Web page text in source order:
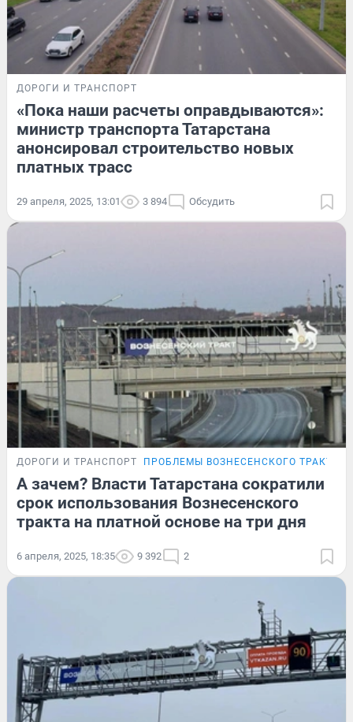
ДОРОГИ И ТРАНСПОРТ
«Пока наши расчеты оправдываются»:
министр транспорта Татарстана
анонсировал строительство новых
платных трасс
29 апреля, 2025, 13:01 3 894 Обсудить
ДОРОГИ И ТРАНСПОРТ ПРОБЛЕМЫ ВОЗНЕСЕНСКОГО ТРАКТА
А зачем? Власти Татарстана сократили
срок использования Вознесенского
тракта на платной основе на три дня
6 апреля, 2025, 18:35 9 392 2